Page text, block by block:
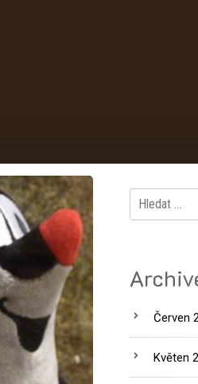
Vyhledávání
Červen
Květen